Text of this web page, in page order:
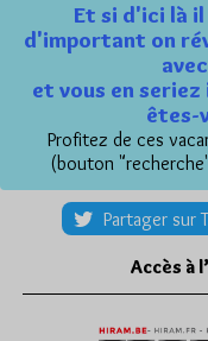
Et si d'ici là
d'important on
et vous en
êtes-
Profitez de ces
(bouton
Partager sur
Accès à